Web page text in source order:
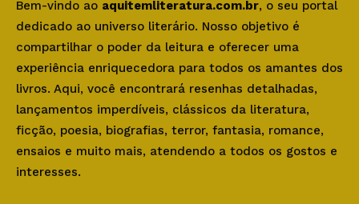
Bem-vindo ao aquitemliteratura.com.br, o seu portal
dedicado ao universo literário. Nosso objetivo é
compartilhar o poder da leitura e oferecer uma
experiência enriquecedora para todos os amantes dos
livros. Aqui, você encontrará resenhas detalhadas,
lançamentos imperdíveis, clássicos da literatura,
ficção, poesia, biografias, terror, fantasia, romance,
ensaios e muito mais, atendendo a todos os gostos e
interesses.